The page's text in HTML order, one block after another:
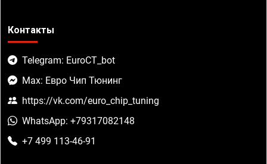
Контакты
Telegram: EuroCT_bot
Max: Евро Чип Тюнинг
https://vk.com/euro_chip_tuning
WhatsApp: +79317082148
+7 499 113-46-91